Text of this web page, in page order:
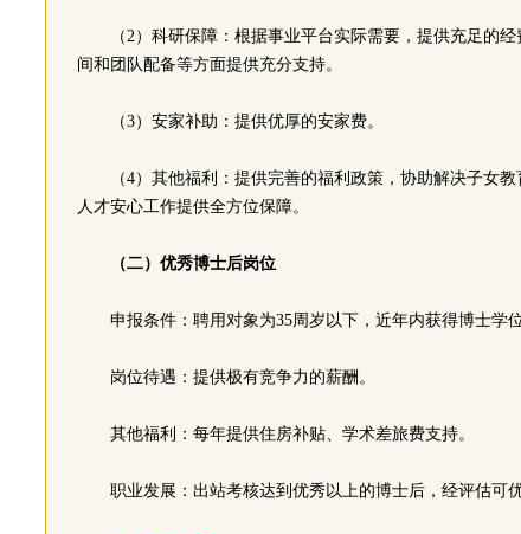
（2）科研保障：根据事业平台实际需要，提供充足的
间和团队配备等方面提供充分支持。
（3）安家补助：提供优厚的安家费。
（4）其他福利：提供完善的福利政策，协助解决子女
人才安心工作提供全方位保障。
（二）优秀博士后岗位
申报条件：聘用对象为35周岁以下，近年内获得博士学
岗位待遇：提供极有竞争力的薪酬。
其他福利：每年提供住房补贴、学术差旅费支持。
职业发展：出站考核达到优秀以上的博士后，经评估可